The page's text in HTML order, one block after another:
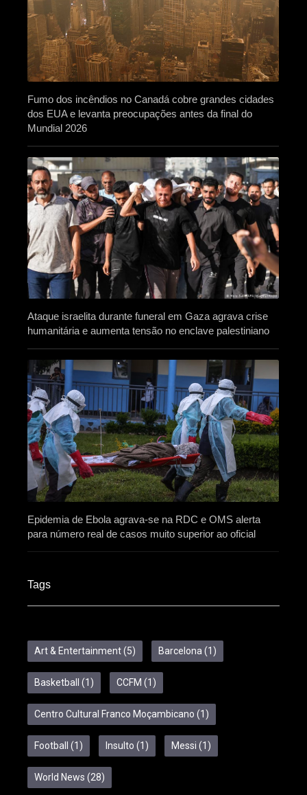
Fumo dos incêndios no Canadá cobre grandes cidades
dos EUA e levanta preocupações antes da final do
Mundial 2026
Ataque israelita durante funeral em Gaza agrava crise
humanitária e aumenta tensão no enclave palestiniano
Epidemia de Ebola agrava-se na RDC e OMS alerta
para número real de casos muito superior ao oficial
Tags
Art & Entertainment(5) Barcelona (1)
Basketball (1) CCFM (1)
Centro Cultural Franco Moçambicano (1)
Football (1) Insulto (1) Messi (1)
World News (28)